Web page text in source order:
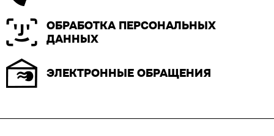
ОБРАБОТКА ПЕРСОНАЛЬНЫХ
ДАННЫХ
ЭЛЕКТРОННЫЕ ОБРАЩЕНИЯ